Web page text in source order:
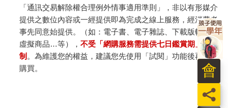
「通訊交易解除權合理例外情事適用準則」，非以有形媒介
提供之數位內容或一經提供即為完成之線上服務，經消費者
事先同意始提供。（如：電子書、電子雜誌、下載版軟體、
虛擬商品…等），不受「網購服務需提供七日鑑賞期」的限
制 。為維護您的權益，建議您先使用「試閱」功能後再付款
購買。
員
會